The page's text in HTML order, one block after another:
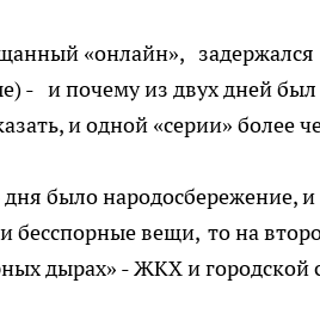
«онлайн»,
- и почему из двух дней был
и одной «серии»
было народосбережение,
бесспорные вещи, то на
дырах» - ЖКХ и городской